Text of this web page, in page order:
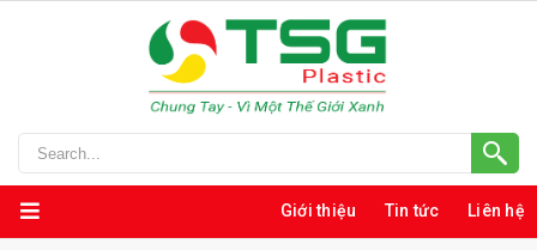
Giới thiệu Tin tức Liên hệ